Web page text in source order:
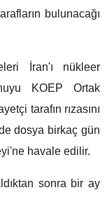
bulunacağı
İran'ı nükleer
KOEP Ortak
tarafın rızasını
dosya birkaç gün
havale edilir.
sonra bir ay